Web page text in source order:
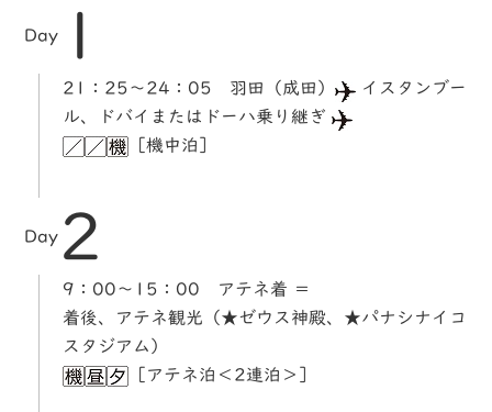
Day 1
21：25～24：05 羽田（成田）
イスタンブー
ル、ドバイまたはドーハ乗り継ぎ
［機中泊］
Day 2
9：00～15：00 アテネ着 ＝
着後、アテネ観光（★ゼウス神殿、★パナシナイコ
スタジアム）
［アテネ泊＜2連泊＞］